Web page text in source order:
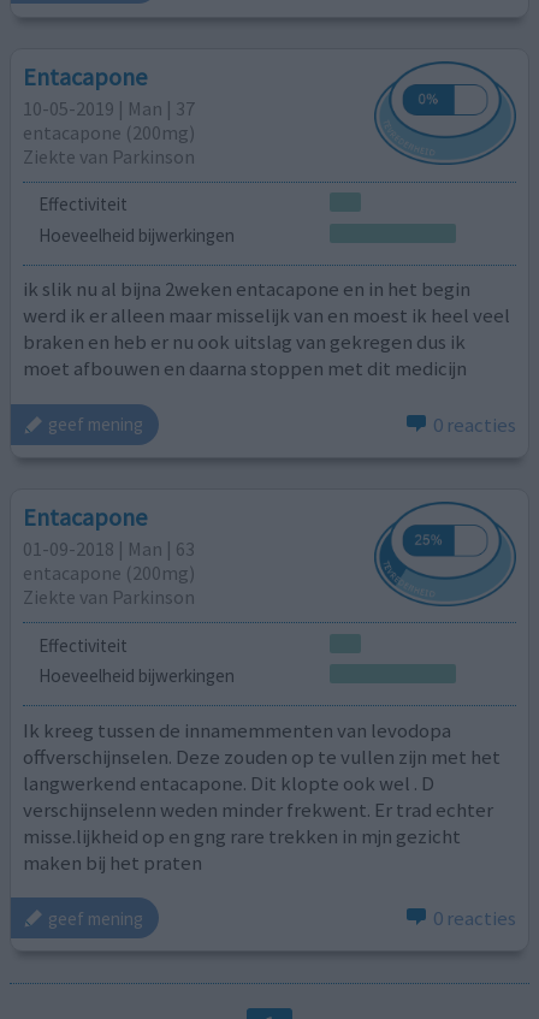
Entacapone
10-05-2019 | Man | 37
entacapone (200mg)
Ziekte van Parkinson
Effectiviteit
Hoeveelheid bijwerkingen
ik slik nu al bijna 2weken entacapone en in het begin
werd ik er alleen maar misselijk van en moest ik heel veel
braken en heb er nu ook uitslag van gekregen dus ik
moet afbouwen en daarna stoppen met dit medicijn
geef mening 0 reacties
Entacapone
01-09-2018 | Man | 63
entacapone (200mg)
Ziekte van Parkinson
Effectiviteit
Hoeveelheid bijwerkingen
Ik kreeg tussen de innamemmenten van levodopa
offverschijnselen. Deze zouden op te vullen zijn met het
langwerkend entacapone. Dit klopte ook wel . D
verschijnselenn weden minder frekwent. Er trad echter
misse.lijkheid op en gng rare trekken in mjn gezicht
maken bij het praten
geef mening 0 reacties